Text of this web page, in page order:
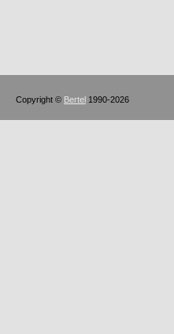
Copyright © Bertel 1990-2026